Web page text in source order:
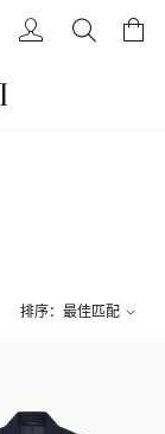
排序：最佳匹配